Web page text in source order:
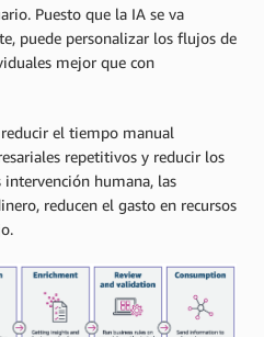
Puesto que la IA se va
puede personalizar los flujos de
mejor que con
el tiempo manual
repetitivos y reducir los
humana, las
reducen el gasto en recursos